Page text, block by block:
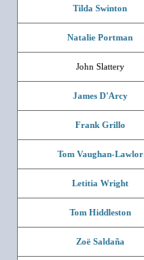
Tilda Swinton
Natalie Portman
John Slattery
James D'Arcy
Frank Grillo
Tom Vaughan-Lawlor
Letitia Wright
Tom Hiddleston
Zoë Saldaña